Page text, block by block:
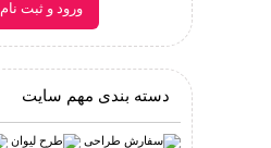
ورود و ثبت نام
دسته بندی مهم سایت